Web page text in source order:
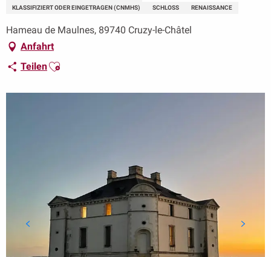
KLASSIFIZIERT ODER EINGETRAGEN (CNMHS)
SCHLOSS RENAISSANCE
Hameau de Maulnes, 89740 Cruzy-le-Châtel
Anfahrt
TeilenAjouter aux favoris